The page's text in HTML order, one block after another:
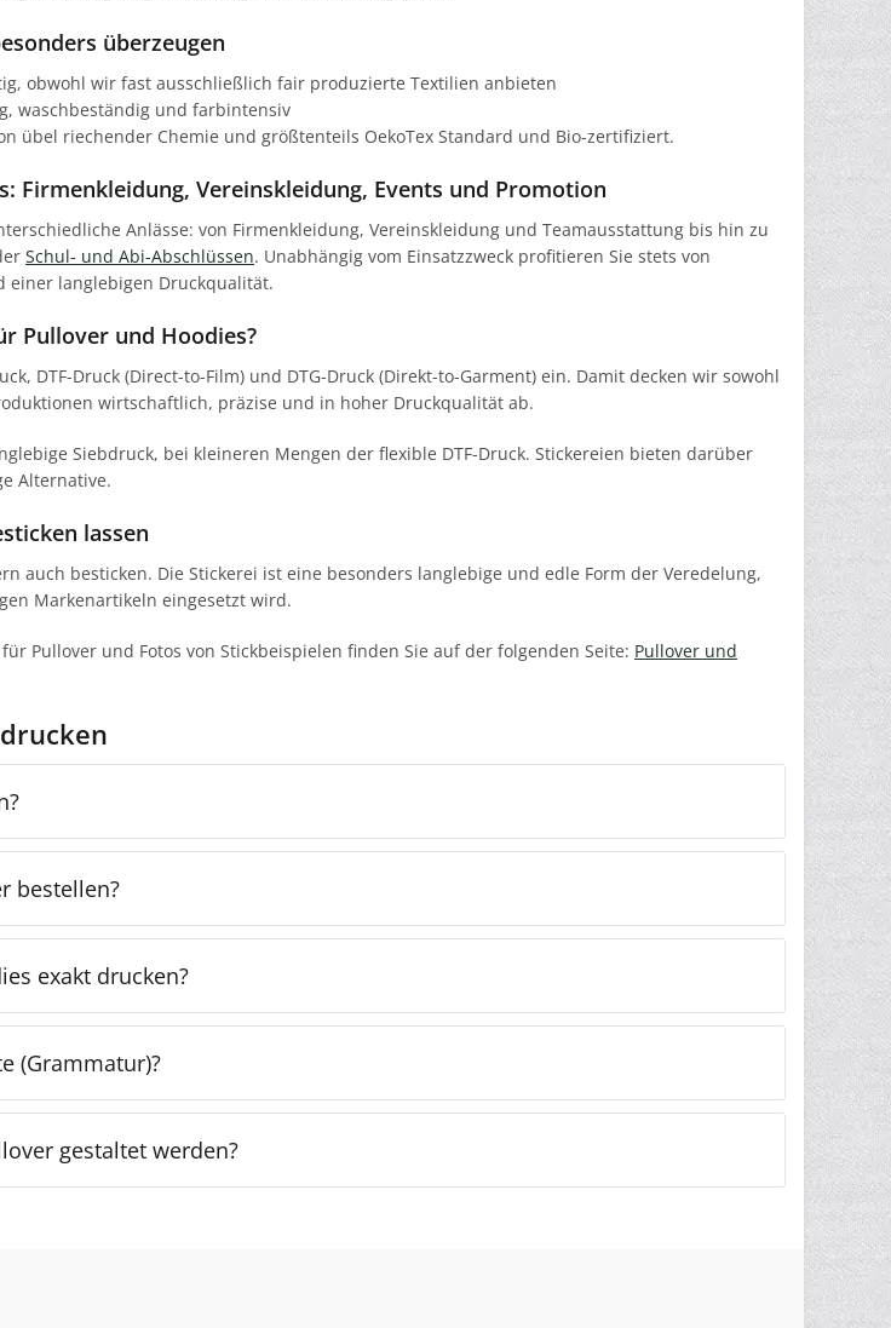
überzeugen
obwohl wir fast ausschließlich fair produzierte Textilien anbieten
waschbeständig und farbintensiv
übel riechender Chemie und größtenteils OekoTex Standard und Bio-zertifiziert.
Firmenkleidung, Vereinskleidung, Events und Promotion
Anlässe: von Firmenkleidung, Vereinskleidung und Teamausstattung bis hin zu
Schul- und Abi-Abschlüssen. Unabhängig vom Einsatzzweck profitieren Sie stets von
einer langlebigen Druckqualität.
Pullover und Hoodies?
DTF-Druck (Direct-to-Film) und DTG-Druck (Direkt-to-Garment) ein. Damit decken wir sowohl
wirtschaftlich, präzise und in hoher Druckqualität ab.
Siebdruck, bei kleineren Mengen der flexible DTF-Druck. Stickereien bieten darüber
Alternative.
lassen
auch besticken. Die Stickerei ist eine besonders langlebige und edle Form der Veredelung,
Markenartikeln eingesetzt wird.
Pullover und Fotos von Stickbeispielen finden Sie auf der folgenden Seite: Pullover und
bestellen?
exakt drucken?
(Grammatur)?
gestaltet werden?